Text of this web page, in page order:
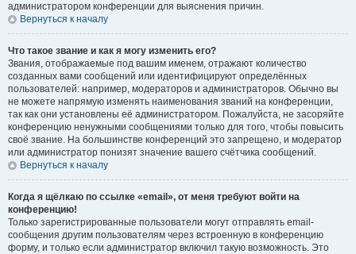
администратором конференции для выяснения причин.
Вернуться к началу
Что такое звание и как я могу изменить его?
Звания, отображаемые под вашим именем, отражают количество
созданных вами сообщений или идентифицируют определённых
пользователей: например, модераторов и администраторов. Обычно вы
не можете напрямую изменять наименования званий на конференции,
так как они установлены её администратором. Пожалуйста, не засоряйте
конференцию ненужными сообщениями только для того, чтобы повысить
своё звание. На большинстве конференций это запрещено, и модератор
или администратор понизят значение вашего счётчика сообщений.
Вернуться к началу
Когда я щёлкаю по ссылке «email», от меня требуют войти на
конференцию!
Только зарегистрированные пользователи могут отправлять email-
сообщения другим пользователям через встроенную в конференцию
форму, и только если администратор включил такую возможность. Это